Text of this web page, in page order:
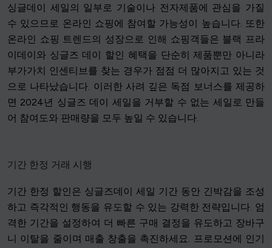
싱글데이 세일의 일부로 기술이나 전자제품에 관심을 가질
수 있으므로 온라인 쇼핑에 참여할 가능성이 높습니다. 또한
온라인 쇼핑 트렌드의 성장으로 인해 쇼핑객들은 블랙 프라
이데이와 싱글즈 데이 할인 혜택을 단순히 제품뿐만 아니라
부가가치 인센티브를 찾는 경우가 점점 더 많아지고 있는 것
으로 나타났습니다. 이러한 사려 깊은 독점 보너스를 제공하
면 2024년 싱글즈 데이 세일을 거부할 수 없는 세일로 만들
어 참여도와 판매량을 모두 높일 수 있습니다.
기간 한정 거래 시행
기간 한정 할인은 싱글즈데이 세일 기간 동안 긴박감을 조성
하고 즉각적인 행동을 유도할 수 있는 강력한 전략입니다. 엄
격한 기간을 설정하여 더 빠른 구매 결정을 유도하고 장바구
니 이탈을 줄이며 매출 창출을 촉진하세요. 프로모션에 인기